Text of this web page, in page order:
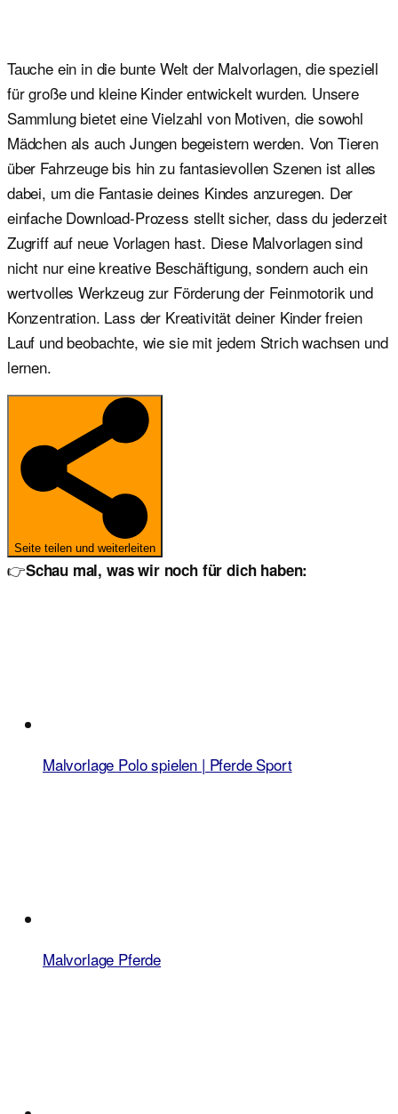
Tauche ein in die bunte Welt der Malvorlagen, die speziell
für große und kleine Kinder entwickelt wurden. Unsere
Sammlung bietet eine Vielzahl von Motiven, die sowohl
Mädchen als auch Jungen begeistern werden. Von Tieren
über Fahrzeuge bis hin zu fantasievollen Szenen ist alles
dabei, um die Fantasie deines Kindes anzuregen. Der
einfache Download-Prozess stellt sicher, dass du jederzeit
Zugriff auf neue Vorlagen hast. Diese Malvorlagen sind
nicht nur eine kreative Beschäftigung, sondern auch ein
wertvolles Werkzeug zur Förderung der Feinmotorik und
Konzentration. Lass der Kreativität deiner Kinder freien
Lauf und beobachte, wie sie mit jedem Strich wachsen und
lernen.
Seite teilen und weiterleiten
👉Schau mal, was wir noch für dich haben:
Malvorlage Polo spielen | Pferde Sport
Malvorlage Pferde